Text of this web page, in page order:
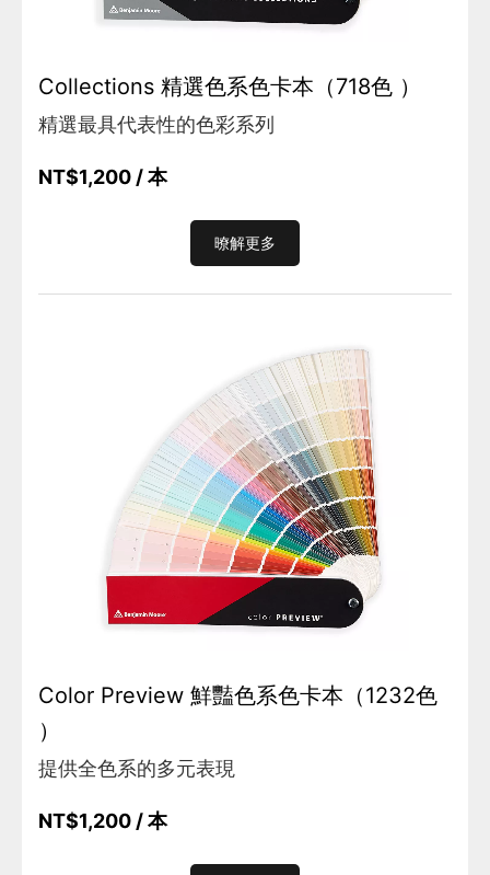
Collections 精選色系色卡本（718色 ）
精選最具代表性的色彩系列
NT$1,200 / 本
暸解更多
Color Preview 鮮豔色系色卡本（1232色
）
提供全色系的多元表現
NT$1,200 / 本